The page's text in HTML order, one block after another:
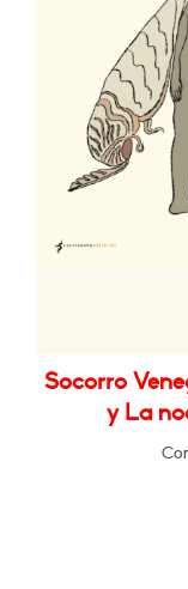
Socorro
y La